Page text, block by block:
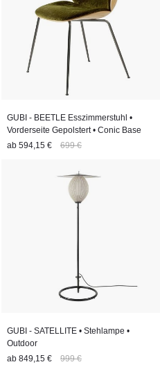
GUBI - BEETLE Esszimmerstuhl •
Vorderseite Gepolstert • Conic Base
ab 594,15 € 699 €
GUBI - SATELLITE • Stehlampe •
Outdoor
ab 849,15 € 999 €